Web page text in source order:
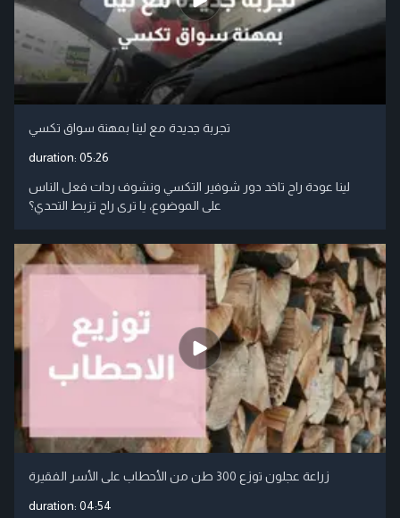
تجربة جديدة مع لينا بمهنة سواق تكسي
duration: 05:26
لينا عودة راح تاخد دور شوفير التكسي ونشوف ردات فعل الناس
على الموضوع، يا ترى راح تزبط التحدي؟
زراعة عجلون توزع 300 طن من الأحطاب على الأسر الفقيرة
duration: 04:54